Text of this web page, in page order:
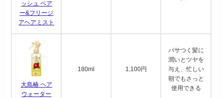
ッシュ ペア
ー&フリージ
アヘアミスト
大島椿 ヘア
ウォーター
180ml 1,100円
パサつく髪に
潤いとツヤを
与え、忙しい
朝でもさっと
使用できる